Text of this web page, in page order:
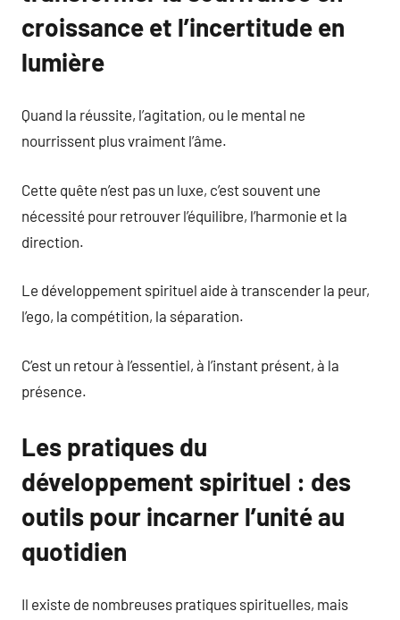
croissance et l’incertitude en
lumière
Quand la réussite, l’agitation, ou le mental ne
nourrissent plus vraiment l’âme.
Cette quête n’est pas un luxe, c’est souvent une
nécessité pour retrouver l’équilibre, l’harmonie et la
direction.
Le développement spirituel aide à transcender la peur,
l’ego, la compétition, la séparation.
C’est un retour à l’essentiel, à l’instant présent, à la
présence.
Les pratiques du
développement spirituel : des
outils pour incarner l’unité au
quotidien
Il existe de nombreuses pratiques spirituelles, mais